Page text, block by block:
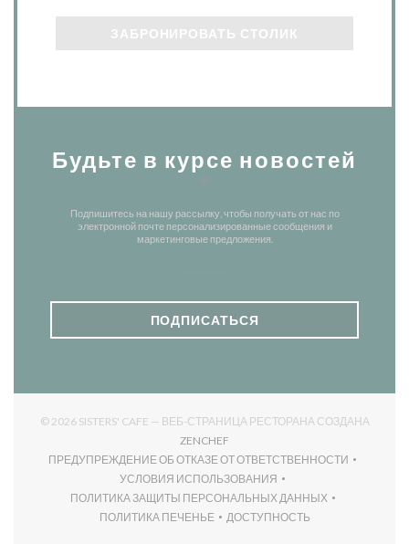
ЗАБРОНИРОВАТЬ СТОЛИК
Будьте в курсе новостей
Подпишитесь на нашу рассылку, чтобы получать от нас по
электронной почте персонализированные сообщения и
маркетинговые предложения.
ПОДПИСАТЬСЯ
© 2026 SISTERS' CAFE — ВЕБ-СТРАНИЦА РЕСТОРАНА СОЗДАНА
ZENCHEF
ПРЕДУПРЕЖДЕНИЕ ОБ ОТКАЗЕ ОТ ОТВЕТСТВЕННОСТИ
((ОТКРЫВАЕТСЯ В НОВОМ ОКНЕ))
УСЛОВИЯ ИСПОЛЬЗОВАНИЯ
((ОТКРЫВАЕТСЯ В НОВОМ ОКНЕ))
ПОЛИТИКА ЗАЩИТЫ ПЕРСОНАЛЬНЫХ ДАННЫХ
((ОТКРЫВАЕТСЯ В НОВОМ ОКНЕ))
ПОЛИТИКА ПЕЧЕНЬЕ
((ОТКРЫВАЕТСЯ В НОВОМ ОКНЕ))
ДОСТУПНОСТЬ
((ОТКРЫВАЕТСЯ В